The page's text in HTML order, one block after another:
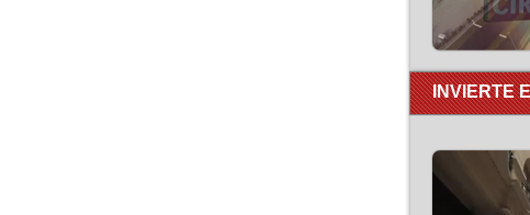
INVIERTE